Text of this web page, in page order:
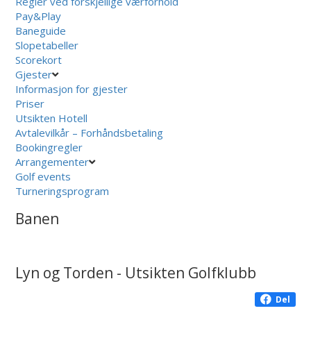
Pay&Play
Baneguide
Slopetabeller
Scorekort
Gjester
Informasjon for gjester
Priser
Utsikten Hotell
Avtalevilkår – Forhåndsbetaling
Bookingregler
Arrangementer
Golf events
Turneringsprogram
Banen
Lyn og Torden - Utsikten Golfklubb
Del